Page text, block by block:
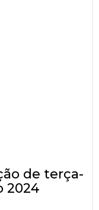
de terça-
2024